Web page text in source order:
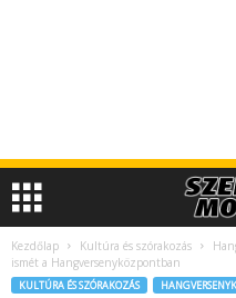
Kezdőlap Kultúra és szórakozás
ismét a Hangversenyközpontban
KULTÚRA ÉS SZÓRAKOZÁS